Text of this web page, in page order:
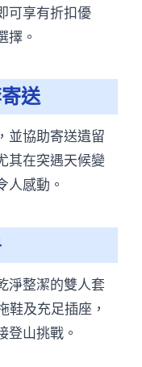
可享有折扣優
擇。
送
並協助寄送遺留
其在突遇天候變
人感動。
淨整潔的雙人套
鞋及充足插座，
登山挑戰。